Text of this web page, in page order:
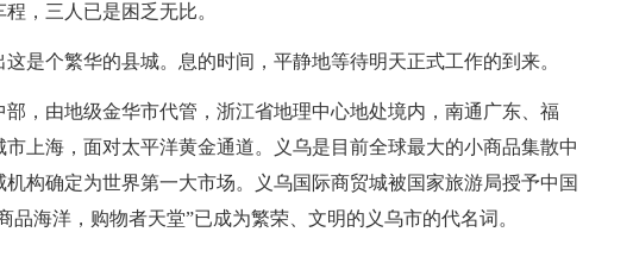
，三人已是困乏无比。
是个繁华的县城。息的时间，平静地等待明天正式工作的到来。
，由地级金华市代管，浙江省地理中心地处境内，南通广东、福
上海，面对太平洋黄金通道。义乌是目前全球最大的小商品集散中
构确定为世界第一大市场。义乌国际商贸城被国家旅游局授予中国
品海洋，购物者天堂”已成为繁荣、文明的义乌市的代名词。